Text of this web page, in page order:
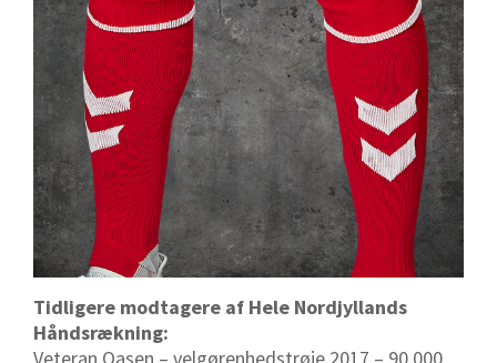
Tidligere modtagere af Hele Nordjyllands
Håndsrækning: